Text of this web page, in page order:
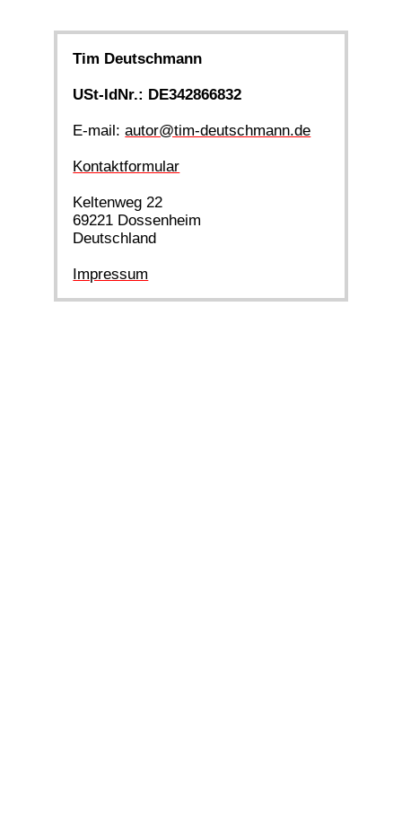
Tim Deutschmann
USt-IdNr.: DE342866832
E-mail:autor@tim-deutschmann.de
Kontaktformular
Keltenweg 22
69221 Dossenheim
Deutschland
Impressum